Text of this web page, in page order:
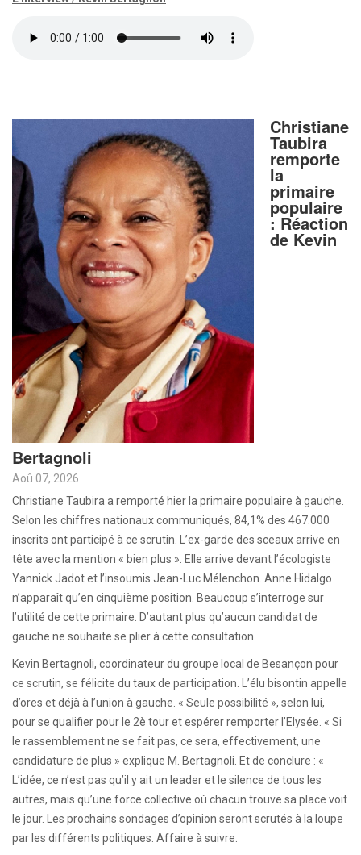
Christiane
Taubira
remporte
la
primaire
populaire
: Réaction
de Kevin
Bertagnoli
Aoû 07, 2026
Christiane Taubira a remporté hier la primaire populaire à gauche.
Selon les chiffres nationaux communiqués, 84,1% des 467.000
inscrits ont participé à ce scrutin. L’ex-garde des sceaux arrive en
tête avec la mention « bien plus ». Elle arrive devant l’écologiste
Yannick Jadot et l’insoumis Jean-Luc Mélenchon. Anne Hidalgo
n’apparaît qu’en cinquième position. Beaucoup s’interroge sur
l’utilité de cette primaire. D’autant plus qu’aucun candidat de
gauche ne souhaite se plier à cette consultation.
Kevin Bertagnoli, coordinateur du groupe local de Besançon pour
ce scrutin, se félicite du taux de participation. L’élu bisontin appelle
d’ores et déjà à l’union à gauche. « Seule possibilité », selon lui,
pour se qualifier pour le 2è tour et espérer remporter l’Elysée. « Si
le rassemblement ne se fait pas, ce sera, effectivement, une
candidature de plus » explique M. Bertagnoli. Et de conclure : «
L’idée, ce n’est pas qu’il y ait un leader et le silence de tous les
autres, mais qu’une force collective où chacun trouve sa place voit
le jour. Les prochains sondages d’opinion seront scrutés à la loupe
par les différents politiques. Affaire à suivre.